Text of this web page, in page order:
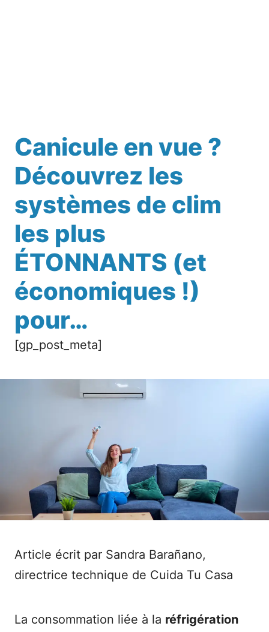
Canicule en vue ?
Découvrez les
systèmes de clim
les plus
ÉTONNANTS (et
économiques !)
pour…
[gp_post_meta]
Article écrit par Sandra Barañano,
directrice technique de Cuida Tu Casa
La consommation liée à la réfrigération